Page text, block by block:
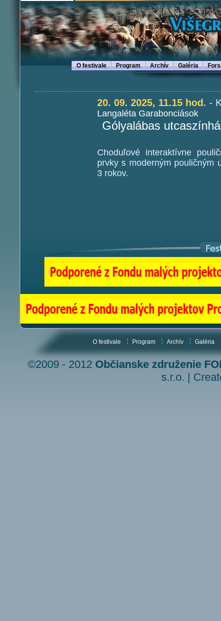
O festivale Program Archív Galéria
20. 09. 2025, 11.15 hod. -
Langaléta Garabonciások
Gólyalábas
Choduľové interaktívne
prvky s moderným pouličným
3 rokov.
O festivale Program Archív Galéria
©2009 - 2012 Občianske združenie
s.r.o. |